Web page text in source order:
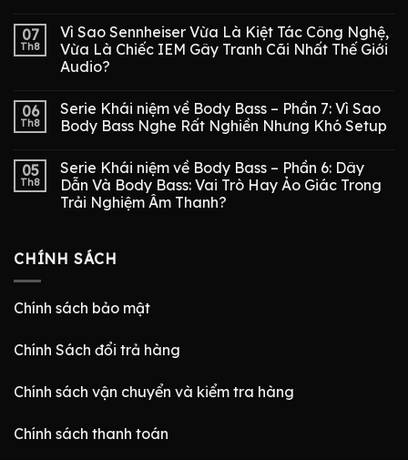
07
Th8
Vì Sao Sennheiser Vừa Là Kiệt Tác Công Nghệ,
Vừa Là Chiếc IEM Gây Tranh Cãi Nhất Thế Giới
Audio?
06
Th8
Serie Khái niệm về Body Bass – Phần 7: Vì Sao
Body Bass Nghe Rất Nghiền Nhưng Khó Setup
05
Th8
Serie Khái niệm về Body Bass – Phần 6: Dây
Dẫn Và Body Bass: Vai Trò Hay Ảo Giác Trong
Trải Nghiệm Âm Thanh?
CHÍNH SÁCH
Chính sách bảo mật
Chính Sách đổi trả hàng
Chính sách vận chuyển và kiểm tra hàng
Chính sách thanh toán